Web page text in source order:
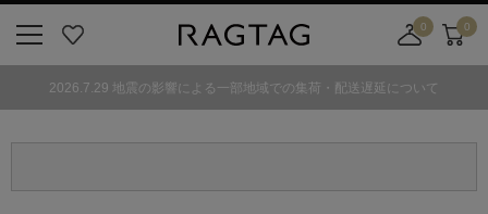
気
0
舗
カ
0
2026.7.29 地震の影響による一部地域での集荷・配送遅延について